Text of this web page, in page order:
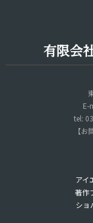
有限会
E-
tel:
【
アイ
著作
ショ